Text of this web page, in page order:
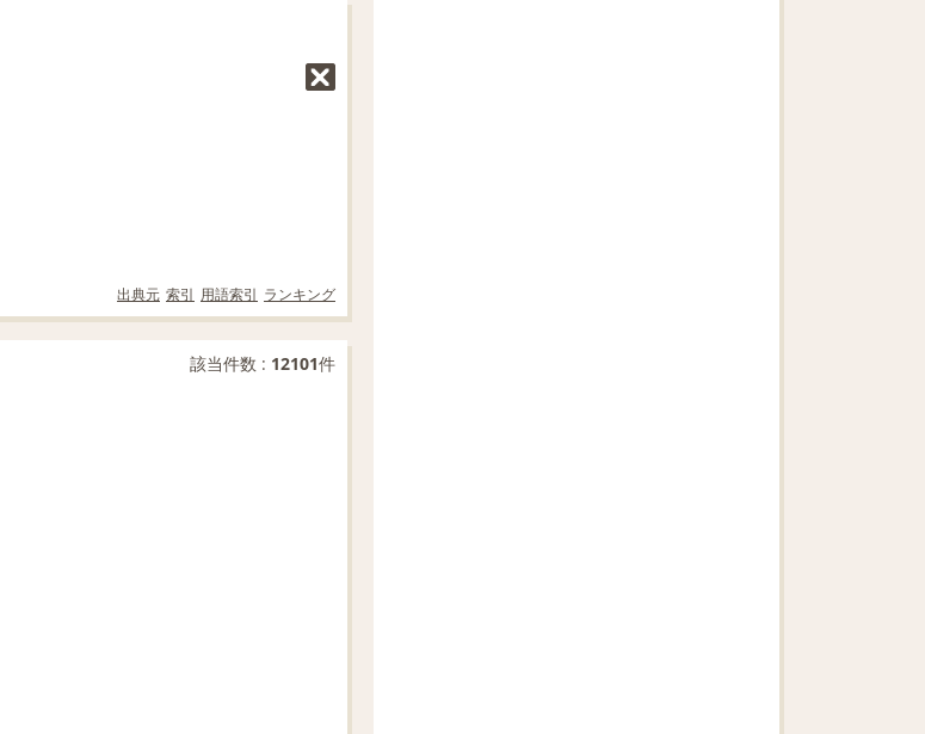
出典元 索引 用語索引 ランキング
該当件数 : 12101件